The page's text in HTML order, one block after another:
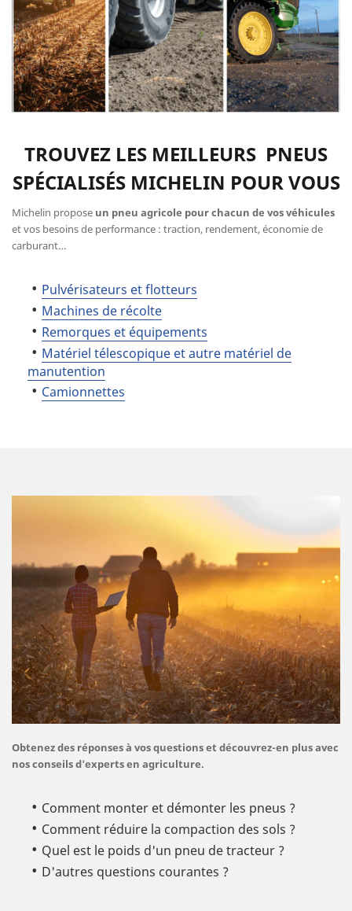
TROUVEZ LES MEILLEURS PNEUS
SPÉCIALISÉS MICHELIN POUR VOUS
Michelin propose un pneu agricole pour chacun de vos véhicules
et vos besoins de performance : traction, rendement, économie de
carburant…
Pulvérisateurs et flotteurs
Machines de récolte
Remorques et équipements
Matériel télescopique et autre matériel de
manutention
Camionnettes
Obtenez des réponses à vos questions et découvrez-en plus avec
nos conseils d'experts en agriculture.
Comment monter et démonter les pneus ?
Comment réduire la compaction des sols ?
Quel est le poids d'un pneu de tracteur ?
D'autres questions courantes ?